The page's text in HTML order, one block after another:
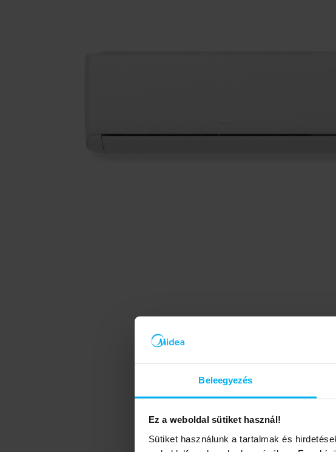
Beleegyezés
Ez a weboldal sütiket használ!
Sütiket használunk a tartalmak és